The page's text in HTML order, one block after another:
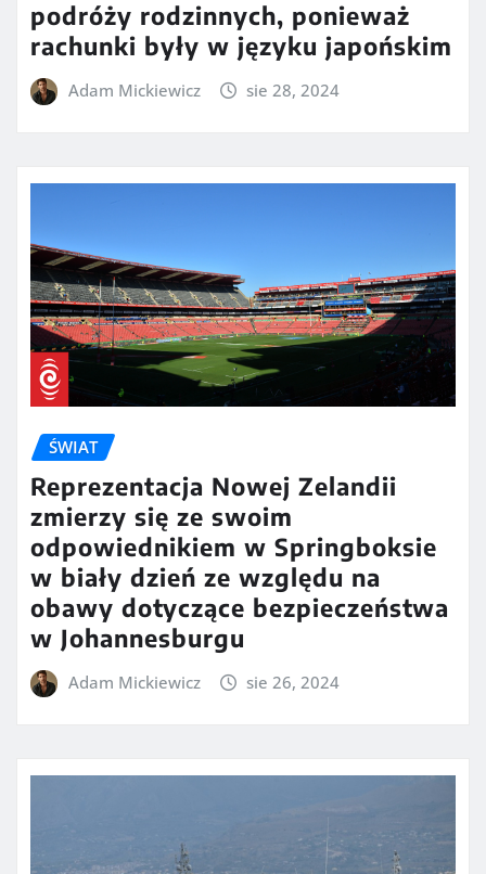
podróży rodzinnych, ponieważ
rachunki były w języku japońskim
Adam Mickiewicz sie 28, 2024
ŚWIAT
Reprezentacja Nowej Zelandii
zmierzy się ze swoim
odpowiednikiem w Springboksie
w biały dzień ze względu na
obawy dotyczące bezpieczeństwa
w Johannesburgu
Adam Mickiewicz sie 26, 2024